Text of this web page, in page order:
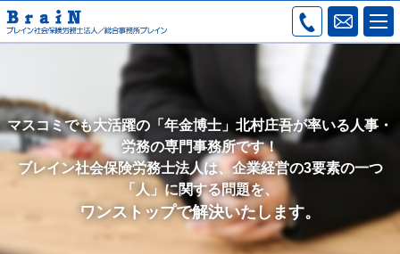
マスコミでも大活躍の「年金博士」北村庄吾が率いる人事・
労務の専門事務所です！
ブレイン社会保険労務士法人は、企業経営の3要素の一つ
「人」に関する問題を、
ワンストップで解決いたします。